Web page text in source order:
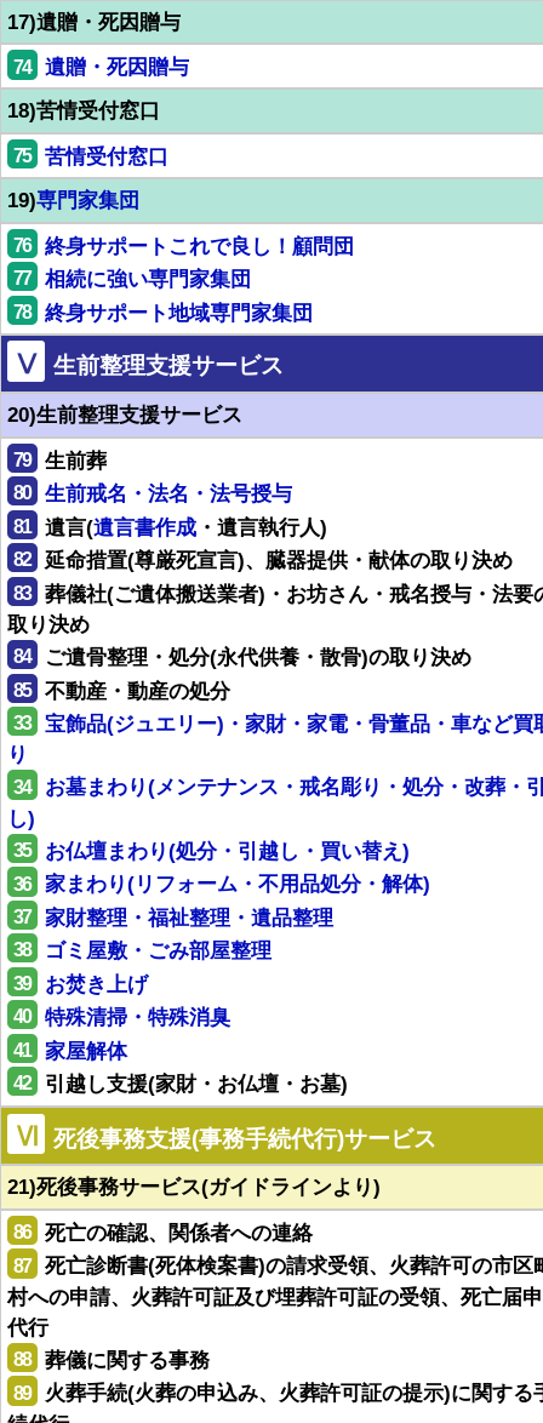
17)遺贈・死因贈与
74
遺贈・死因贈与
18)苦情受付窓口
75
苦情受付窓口
19)専門家集団
76 終身サポートこれで良し！顧問団
77 相続に強い専門家集団
78 終身サポート地域専門家集団
Ⅴ 生前整理支援サービス
20)生前整理支援サービス
79 生前葬
80 生前戒名・法名・法号授与
81 遺言(遺言書作成 ・遺言執行人)
82 延命措置(尊厳死宣言)、臓器提供・献体の取り決め
83
葬儀社(ご遺体搬送業者)・お坊さん・戒名授与・法要
取り決め
84 ご遺骨整理・処分(永代供養・散骨)の取り決め
85 不動産・動産の処分
33
宝飾品(ジュエリー)・家財・家電・骨董品・車など買
り
34
お墓まわり(メンテナンス・戒名彫り・処分・改葬・
し)
35 お仏壇まわり(処分・引越し・買い替え)
36 家まわり(リフォーム・不用品処分・解体)
37 家財整理・福祉整理・遺品整理
38 ゴミ屋敷・ごみ部屋整理
39 お焚き上げ
40 特殊清掃・特殊消臭
41 家屋解体
42 引越し支援(家財・お仏壇・お墓)
Ⅵ 死後事務支援(事務手続代行)サービス
21)死後事務サービス(ガイドラインより)
86 死亡の確認、関係者への連絡
87
死亡診断書(死体検案書)の請求受領、火葬許可の市区
村への申請、火葬許可証及び埋葬許可証の受領、死亡届
代行
88 葬儀に関する事務
89
火葬手続(火葬の申込み、火葬許可証の提示)に関する